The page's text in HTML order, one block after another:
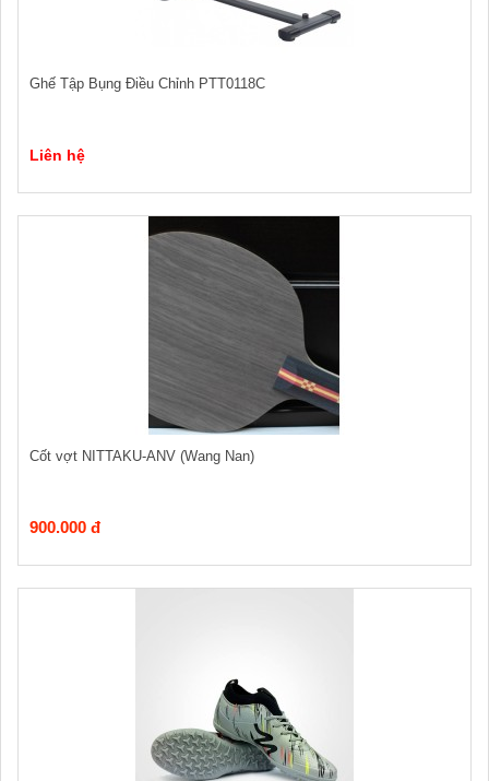
Ghế Tập Bụng Điều Chỉnh PTT0118C
Liên hệ
Cốt vợt NITTAKU-ANV (Wang Nan)
900.000 đ